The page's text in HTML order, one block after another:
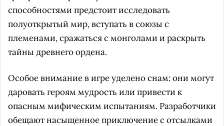
способностями предстоит исследовать
полуоткрытый мир, вступать в союзы с
племенами, сражаться с монголами и раскрыть
тайны древнего ордена.
Особое внимание в игре уделено снам: они могут
даровать героям мудрость или привести к
опасным мифическим испытаниям. Разработчики
обещают насыщенное приключение с отсылками